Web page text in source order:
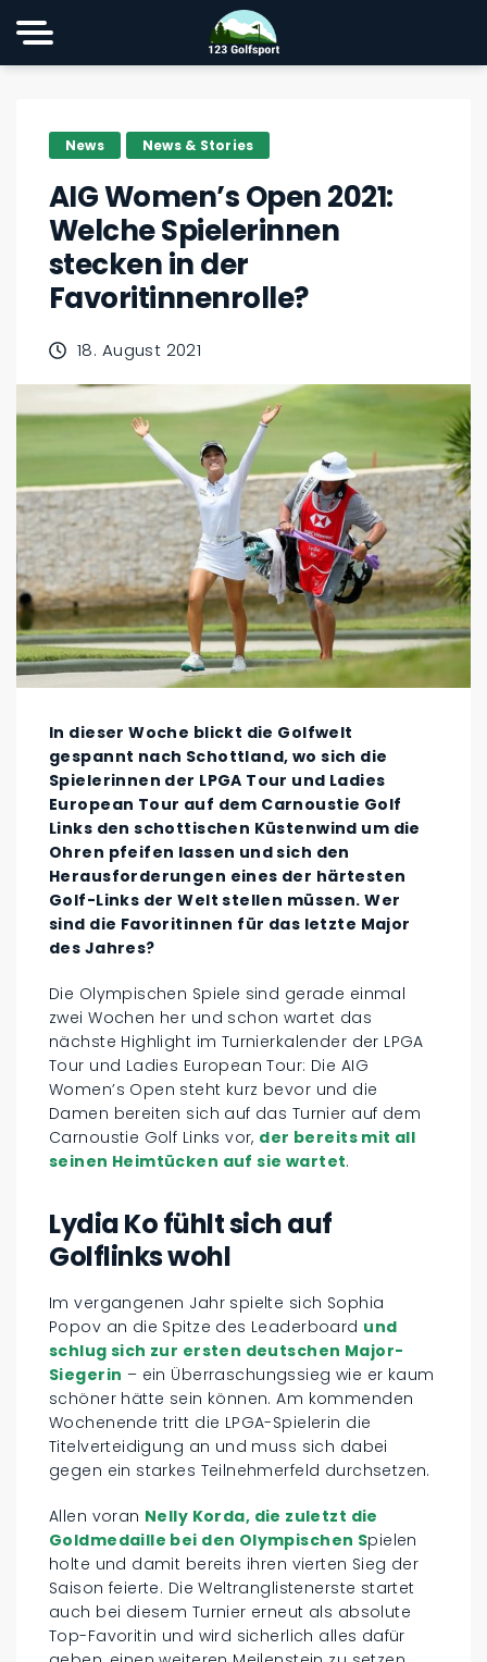
News News & Stories
AIG Women’s Open 2021:
Welche Spielerinnen
stecken in der
Favoritinnenrolle?
18. August 2021
In dieser Woche blickt die Golfwelt
gespannt nach Schottland, wo sich die
Spielerinnen der LPGA Tour und Ladies
European Tour auf dem Carnoustie Golf
Links den schottischen Küstenwind um die
Ohren pfeifen lassen und sich den
Herausforderungen eines der härtesten
Golf-Links der Welt stellen müssen. Wer
sind die Favoritinnen für das letzte Major
des Jahres?
Die Olympischen Spiele sind gerade einmal
zwei Wochen her und schon wartet das
nächste Highlight im Turnierkalender der LPGA
Tour und Ladies European Tour: Die AIG
Women’s Open steht kurz bevor und die
Damen bereiten sich auf das Turnier auf dem
Carnoustie Golf Links vor, der bereits mit all
seinen Heimtücken auf sie wartet.
Lydia Ko fühlt sich auf
Golflinks wohl
Im vergangenen Jahr spielte sich Sophia
Popov an die Spitze des Leaderboard und
schlug sich zur ersten deutschen Major-
Siegerin – ein Überraschungssieg wie er kaum
schöner hätte sein können. Am kommenden
Wochenende tritt die LPGA-Spielerin die
Titelverteidigung an und muss sich dabei
gegen ein starkes Teilnehmerfeld durchsetzen.
Allen voran Nelly Korda, die zuletzt die
Goldmedaille bei den Olympischen Spielen
holte und damit bereits ihren vierten Sieg der
Saison feierte. Die Weltranglistenerste startet
auch bei diesem Turnier erneut als absolute
Top-Favoritin und wird sicherlich alles dafür